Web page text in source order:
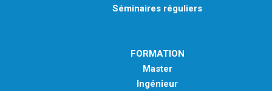
Séminaires réguliers
FORMATION
Master
Ingénieur